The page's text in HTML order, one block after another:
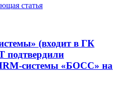
статья
(входит в ГК
системы «БОСС» на